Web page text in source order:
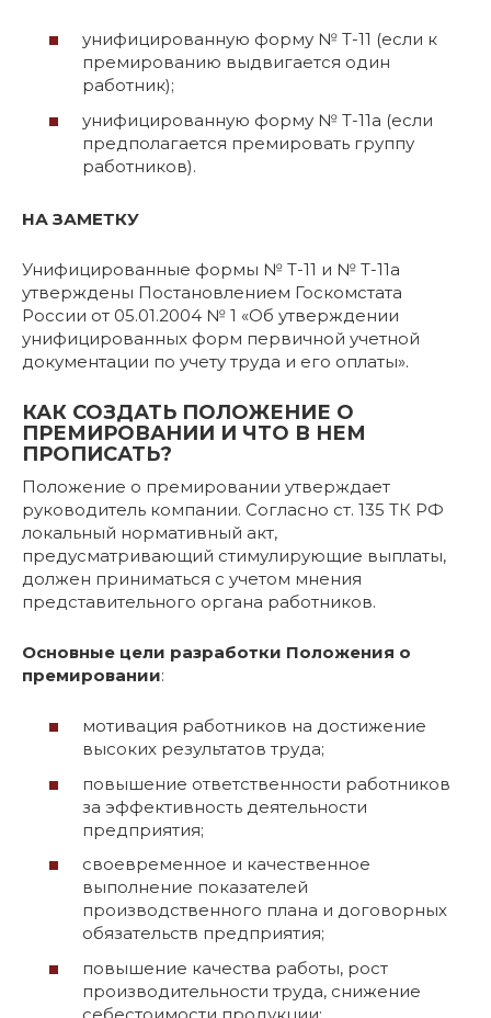
унифицированную форму № Т-11 (если к
премированию выдвигается один
работник);
унифицированную форму № Т-11а (если
предполагается премировать группу
работников).
НА ЗАМЕТКУ
Унифицированные формы № Т-11 и № Т-11а
утверждены Постановлением Госкомстата
России от 05.01.2004 № 1 «Об утверждении
унифицированных форм первичной учетной
документации по учету труда и его оплаты».
КАК СОЗДАТЬ ПОЛОЖЕНИЕ О
ПРЕМИРОВАНИИ И ЧТО В НЕМ
ПРОПИСАТЬ?
Положение о премировании утверждает
руководитель компании. Согласно ст. 135 ТК РФ
локальный нормативный акт,
предусматривающий стимулирующие выплаты,
должен приниматься с учетом мнения
представительного органа работников.
Основные цели разработки Положения о
премировании:
мотивация работников на достижение
высоких результатов труда;
повышение ответственности работников
за эффективность деятельности
предприятия;
своевременное и качественное
выполнение показателей
производственного плана и договорных
обязательств предприятия;
повышение качества работы, рост
производительности труда, снижение